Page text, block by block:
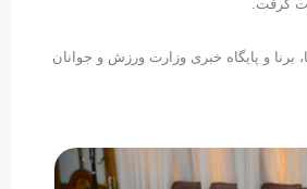
گرفت.
برنا و پایگاه خبری وزارت ورزش و جوانان